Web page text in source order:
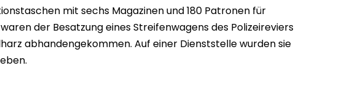
mit sechs Magazinen und 180 Patronen für
der Besatzung eines Streifenwagens des Polizeireviers
abhandengekommen. Auf einer Dienststelle wurden sie